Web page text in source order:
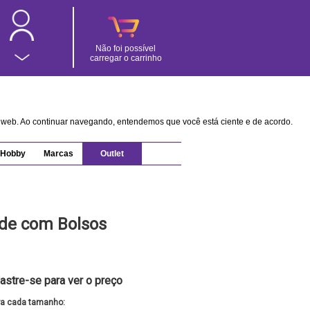
Não foi possível
carregar o carrinho
Ao continuar navegando, entendemos que você está ciente e de acordo.
Hobby Marcas Outlet
com Bolsos
se para ver o preço
cada tamanho: